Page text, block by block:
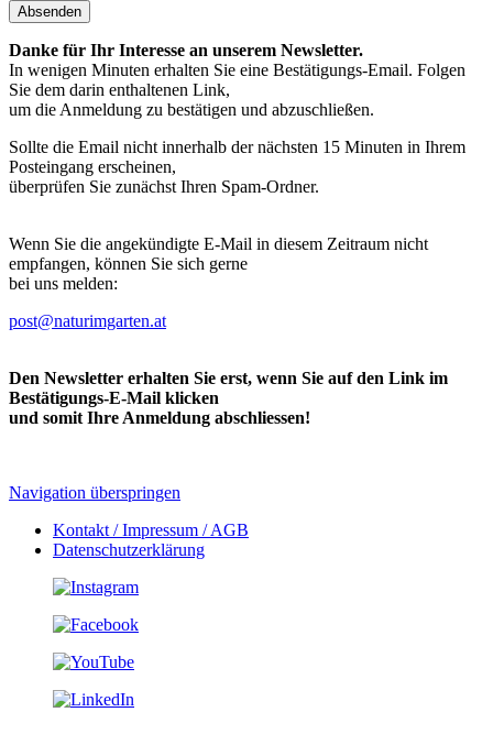
Absenden
Danke für Ihr Interesse an unserem Newsletter.
In wenigen Minuten erhalten Sie eine Bestätigungs-Email. Folgen
Sie dem darin enthaltenen Link,
um die Anmeldung zu bestätigen und abzuschließen.
Sollte die Email nicht innerhalb der nächsten 15 Minuten in Ihrem
Posteingang erscheinen,
überprüfen Sie zunächst Ihren Spam-Ordner.
Wenn Sie die angekündigte E-Mail in diesem Zeitraum nicht
empfangen, können Sie sich gerne
bei uns melden:
post@naturimgarten.at
Den Newsletter erhalten Sie erst, wenn Sie auf den Link im
Bestätigungs-E-Mail klicken
und somit Ihre Anmeldung abschliessen!
Navigation überspringen
Kontakt / Impressum / AGB
Datenschutzerklärung